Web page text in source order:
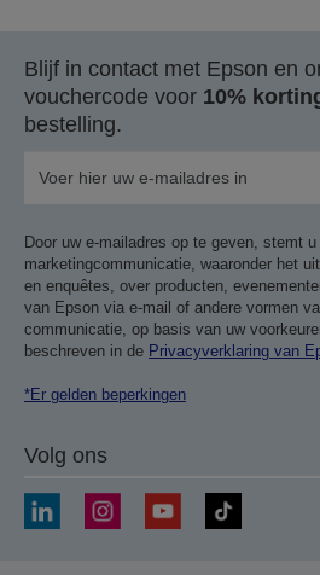
Blijf in contact met Epson en
vouchercode voor 10%
bestelling.
Door uw e-mailadres op te geven, stemt
marketingcommunicatie, waaronder het
en enquêtes, over producten,
van Epson via e-mail of andere vormen
communicatie, op basis van uw
beschreven in de Privacyverklaring van
*Er gelden beperkingen
Volg ons